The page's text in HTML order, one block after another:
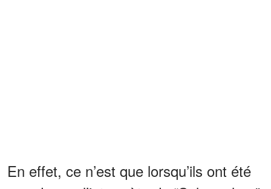
En effet, ce n’est que lorsqu’ils ont été